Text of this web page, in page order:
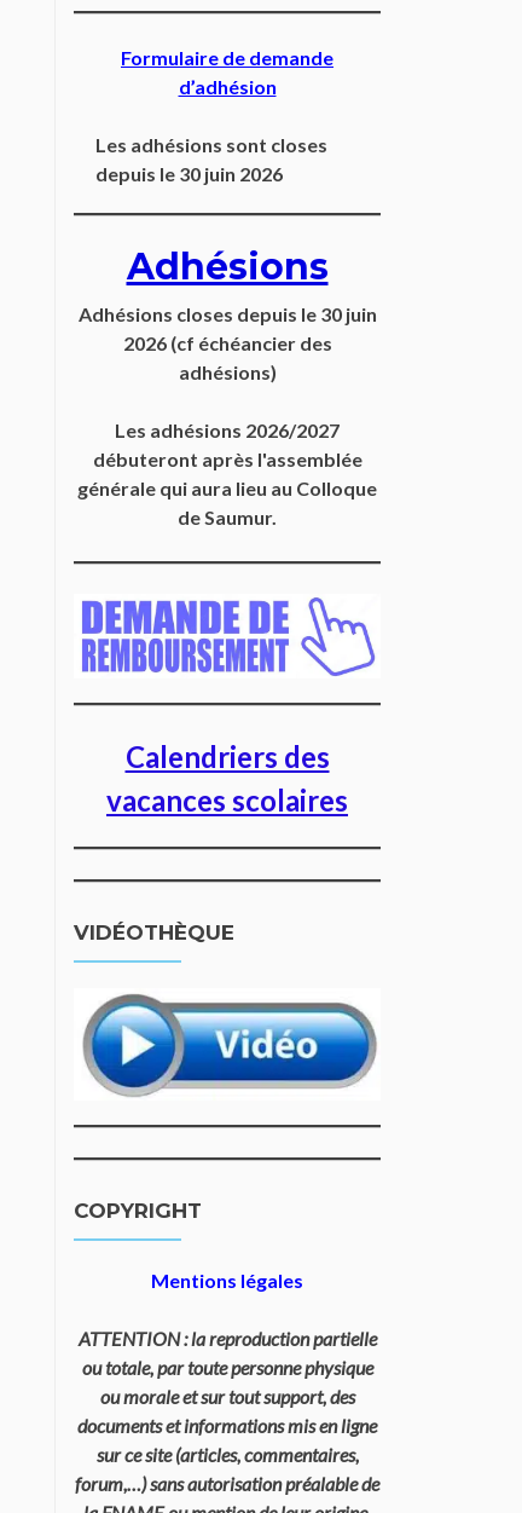
Formulaire de demande
d’adhésion
Les adhésions sont closes
depuis le 30 juin 2026
Adhésions
Adhésions closes depuis le 30 juin
2026 (cf échéancier des
adhésions)
Les adhésions 2026/2027
débuteront après l'assemblée
générale qui aura lieu au Colloque
de Saumur.
Calendriers des
vacances scolaires
VIDÉOTHÈQUE
COPYRIGHT
Mentions légales
ATTENTION : la reproduction partielle
ou totale, par toute personne physique
ou morale et sur tout support, des
documents et informations mis en ligne
sur ce site (articles, commentaires,
forum,…) sans autorisation préalable de